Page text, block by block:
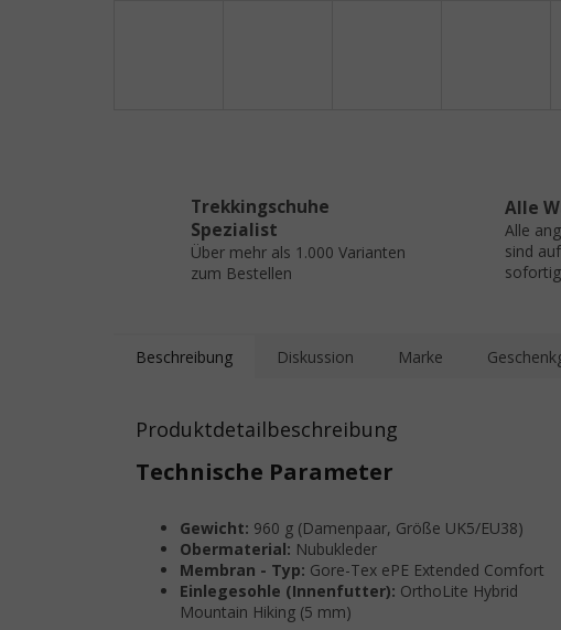
Trekkingschuhe
Spezialist
Über mehr als 1.000 Varianten
zum Bestellen
Alle
Alle
sind
Beschreibung Diskussion Marke
Produktdetailbeschreibung
Technische Parameter
Gewicht: 960 g (Damenpaar, Größe UK5/EU38)
Obermaterial: Nubukleder
Membran - Typ: Gore-Tex ePE Extended Comfort
Einlegesohle (Innenfutter): OrthoLite Hybrid
Mountain Hiking (5 mm)